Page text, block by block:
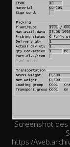
Screenshot des
https://